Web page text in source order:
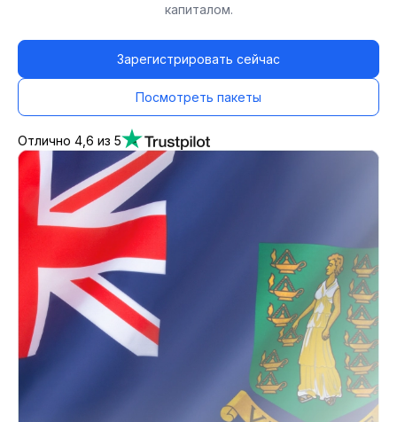
капиталом.
Зарегистрировать сейчас
Посмотреть пакеты
Отлично 4,6 из 5